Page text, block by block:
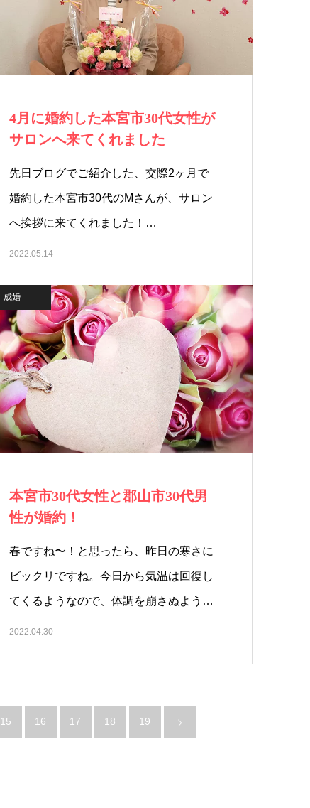
4月に婚約した本宮市30代女性が
サロンへ来てくれました
先日ブログでご紹介した、交際2ヶ月で
婚約した本宮市30代のMさんが、サロン
へ挨拶に来てくれました！…
2022.05.14
成婚
本宮市30代女性と郡山市30代男
性が婚約！
春ですね〜！と思ったら、昨日の寒さに
ビックリですね。今日から気温は回復し
てくるようなので、体調を崩さぬよう
自…
2022.04.30
15 16 17 18 19